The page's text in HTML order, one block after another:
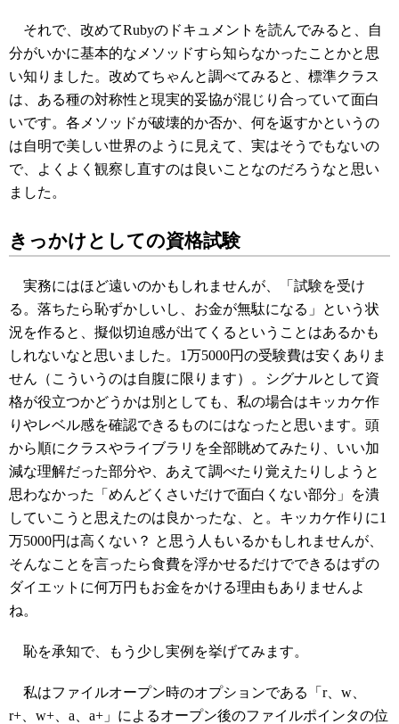
それで、改めてRubyのドキュメントを読んでみると、自
分がいかに基本的なメソッドすら知らなかったことかと思
い知りました。改めてちゃんと調べてみると、標準クラス
は、ある種の対称性と現実的妥協が混じり合っていて面白
いです。各メソッドが破壊的か否か、何を返すかというの
は自明で美しい世界のように見えて、実はそうでもないの
で、よくよく観察し直すのは良いことなのだろうなと思い
ました。
きっかけとしての資格試験
実務にはほど遠いのかもしれませんが、「試験を受け
る。落ちたら恥ずかしいし、お金が無駄になる」という状
況を作ると、擬似切迫感が出てくるということはあるかも
しれないなと思いました。1万5000円の受験費は安くありま
せん（こういうのは自腹に限ります）。シグナルとして資
格が役立つかどうかは別としても、私の場合はキッカケ作
りやレベル感を確認できるものにはなったと思います。頭
から順にクラスやライブラリを全部眺めてみたり、いい加
減な理解だった部分や、あえて調べたり覚えたりしようと
思わなかった「めんどくさいだけで面白くない部分」を潰
していこうと思えたのは良かったな、と。キッカケ作りに1
万5000円は高くない？ と思う人もいるかもしれませんが、
そんなことを言ったら食費を浮かせるだけでできるはずの
ダイエットに何万円もお金をかける理由もありませんよ
ね。
恥を承知で、もう少し実例を挙げてみます。
私はファイルオープン時のオプションである「r、w、
r+、w+、a、a+」によるオープン後のファイルポインタの位